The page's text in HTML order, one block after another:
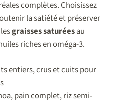
complètes. Choisissez
la satiété et préserver
graisses saturéesau
riches en oméga-3.
entiers, crus et cuits pour
pain complet, riz semi-